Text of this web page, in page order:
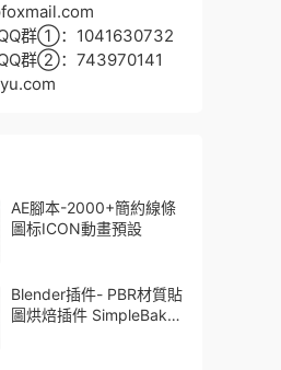
群①：1041630732
群②：743970141
AE腳本-2000+簡約線條
圖标ICON動畫預設
Blender插件- PBR材質貼
圖烘焙插件 SimpleBake